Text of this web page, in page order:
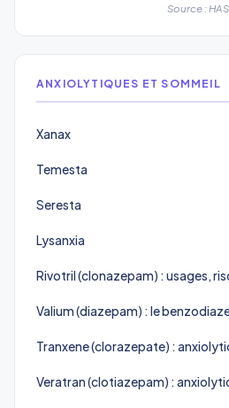
Source : HAS
ANXIOLYTIQUES ET SOMMEIL
Xanax
Temesta
Seresta
Lysanxia
Rivotril (clonazepam) : usages,
Valium (diazepam) : le
Tranxene (clorazepate) :
Veratran (clotiazepam) :